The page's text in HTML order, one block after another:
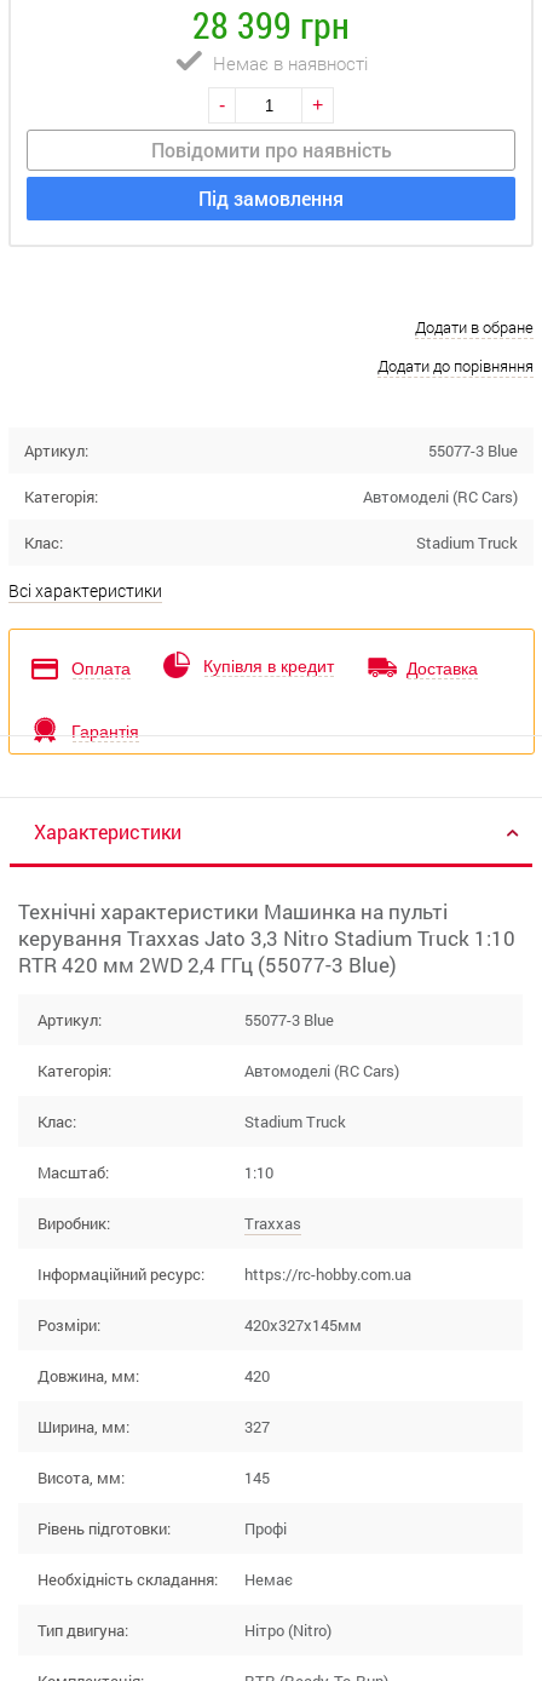
28 399 грн
Немає в наявності
- +
Повідомити про наявність
Під замовлення
Додати в обране
Додати до порівняння
Артикул: 55077-3 Blue
Категорія: Автомоделі (RC Cars)
Клас: Stadium Truck
Всі характеристики
Оплата Купівля в кредит Доставка
Гарантія
Характеристики
Технічні характеристики Машинка на пульті
керування Traxxas Jato 3,3 Nitro Stadium Truck 1:10
RTR 420 мм 2WD 2,4 ГГц (55077-3 Blue)
Артикул: 55077-3 Blue
Категорія: Автомоделі (RC Cars)
Клас: Stadium Truck
Масштаб: 1:10
Виробник: Traxxas
Інформаційний ресурс: https://rc-hobby.com.ua
Розміри: 420x327x145мм
Довжина, мм: 420
Ширина, мм: 327
Висота, мм: 145
Рівень підготовки: Профі
Необхідність складання: Немає
Тип двигуна: Нітро (Nitro)